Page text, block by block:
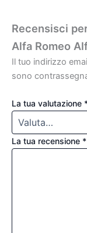
Recensisci
Alfa Romeo
Il tuo indirizzo
sono
La tua valutazione
La tua recensione *